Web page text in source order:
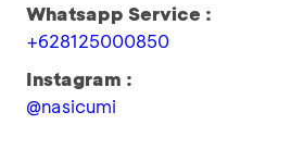
Whatsapp Service :
+628125000850
Instagram :
@nasicumi